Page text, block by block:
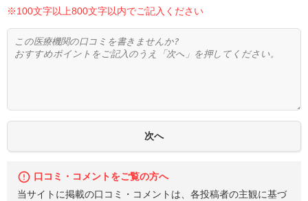
※100文字以上800文字以内でご記入ください
口コミ・コメントをご覧の方へ
当サイトに掲載の口コミ・コメントは、各投稿者の主観に基づ